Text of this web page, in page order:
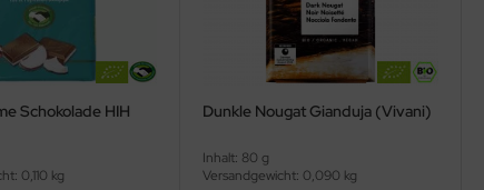
Schokolade HIH
0,110 kg
Dunkle Nougat Gianduja (Vivani)
Inhalt: 80 g
Versandgewicht: 0,090 kg